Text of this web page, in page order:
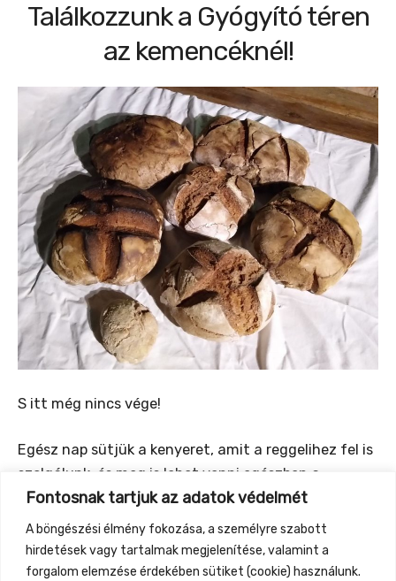
Fontosnak tartjuk az adatok védelmét
A böngészési élmény fokozása, a személyre szabott
hirdetések vagy tartalmak megjelenítése, valamint a
forgalom elemzése érdekében sütiket (cookie) használunk.
Találkozzunk a Gyógyító téren
az kemencéknél!
S itt még nincs vége!
Egész nap sütjük a kenyeret, amit a reggelihez fel is
szolgálunk és meg is lehet venni egészben a
mörcsben., valamint szendvics formában a
teaházban. Ennek a működésébe mármikor be lehet
csatlakozni a gyógyító térben a kemencéknél, reggel
8- este 8 ig.